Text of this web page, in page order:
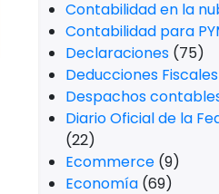
Contabilidad en la
Contabilidad para
Declaraciones (75)
Deducciones Fiscales
Despachos
Diario Oficial de la
(22)
Ecommerce (9)
Economía (69)